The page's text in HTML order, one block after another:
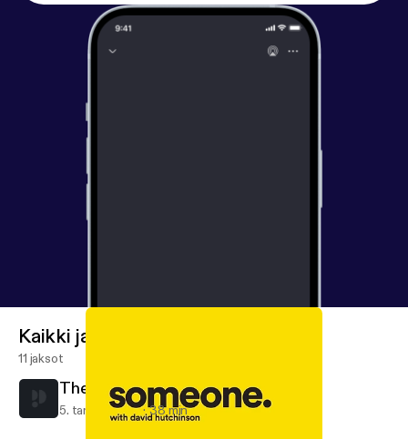
Kaikki jaksot
11 jaksot
The Restaurateur
5. tammi 2020 38 min